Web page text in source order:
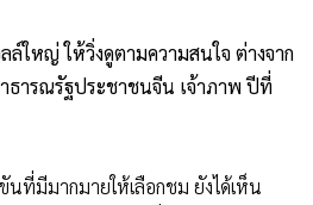
ใหญ่ ให้วิ่งดูตามความสนใจ ต่างจาก
ธารณรัฐประชาชนจีน เจ้าภาพ ปีที่
ที่มีมากมายให้เลือกชม ยังได้เห็น